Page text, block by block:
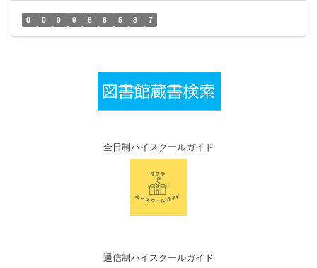
0 0 0 9 8 8 5 8 7
全日制ハイスクールガイド
通信制ハイスクールガイド